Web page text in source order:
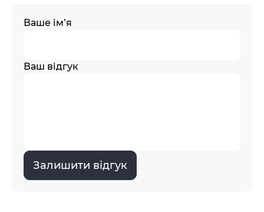
Ваше ім’я
Ваш відгук
Залишити відгук